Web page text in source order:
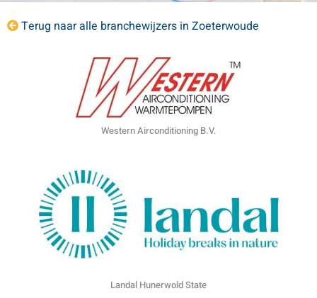
Terug naar alle branchewijzers in Zoeterwoude
Western Airconditioning B.V.
Landal Hunerwold State